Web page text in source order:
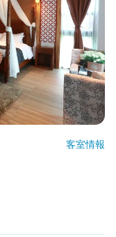
客室情報